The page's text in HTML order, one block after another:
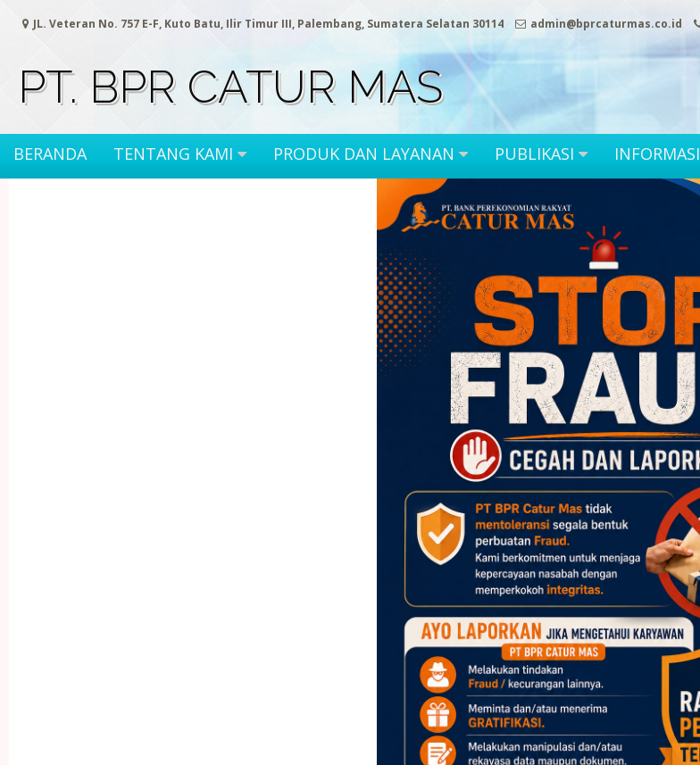
JL. Veteran No. 757 E-F, Kuto Batu, Ilir Timur III, Palembang, Sumatera Selatan 30114 admin@bprcaturmas.co.id
PT. BPR CATUR MAS
BERANDA TENTANG KAMI PRODUK DAN LAYANAN PUBLIKASI INFORMASI